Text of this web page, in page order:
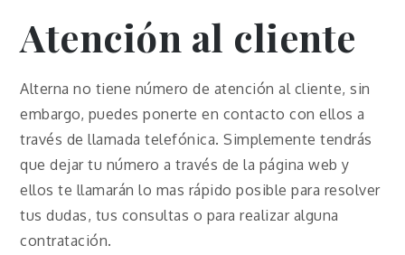
Atención al cliente
Alterna no tiene número de atención al cliente, sin
embargo, puedes ponerte en contacto con ellos a
través de llamada telefónica. Simplemente tendrás
que dejar tu número a través de la página web y
ellos te llamarán lo mas rápido posible para resolver
tus dudas, tus consultas o para realizar alguna
contratación.